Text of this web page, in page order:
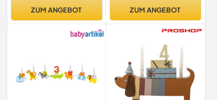
ZUM ANGEBOT
Geburtstagskranz
Geburtstagsring Deko
ZUM ANGEBOT